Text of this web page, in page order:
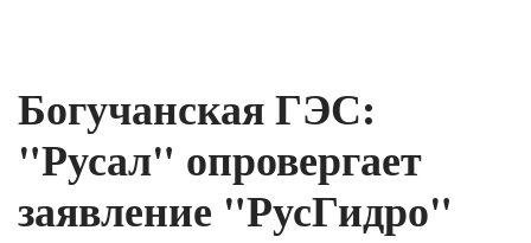
Богучанская ГЭС:
"Русал" опровергает
заявление "РусГидро"